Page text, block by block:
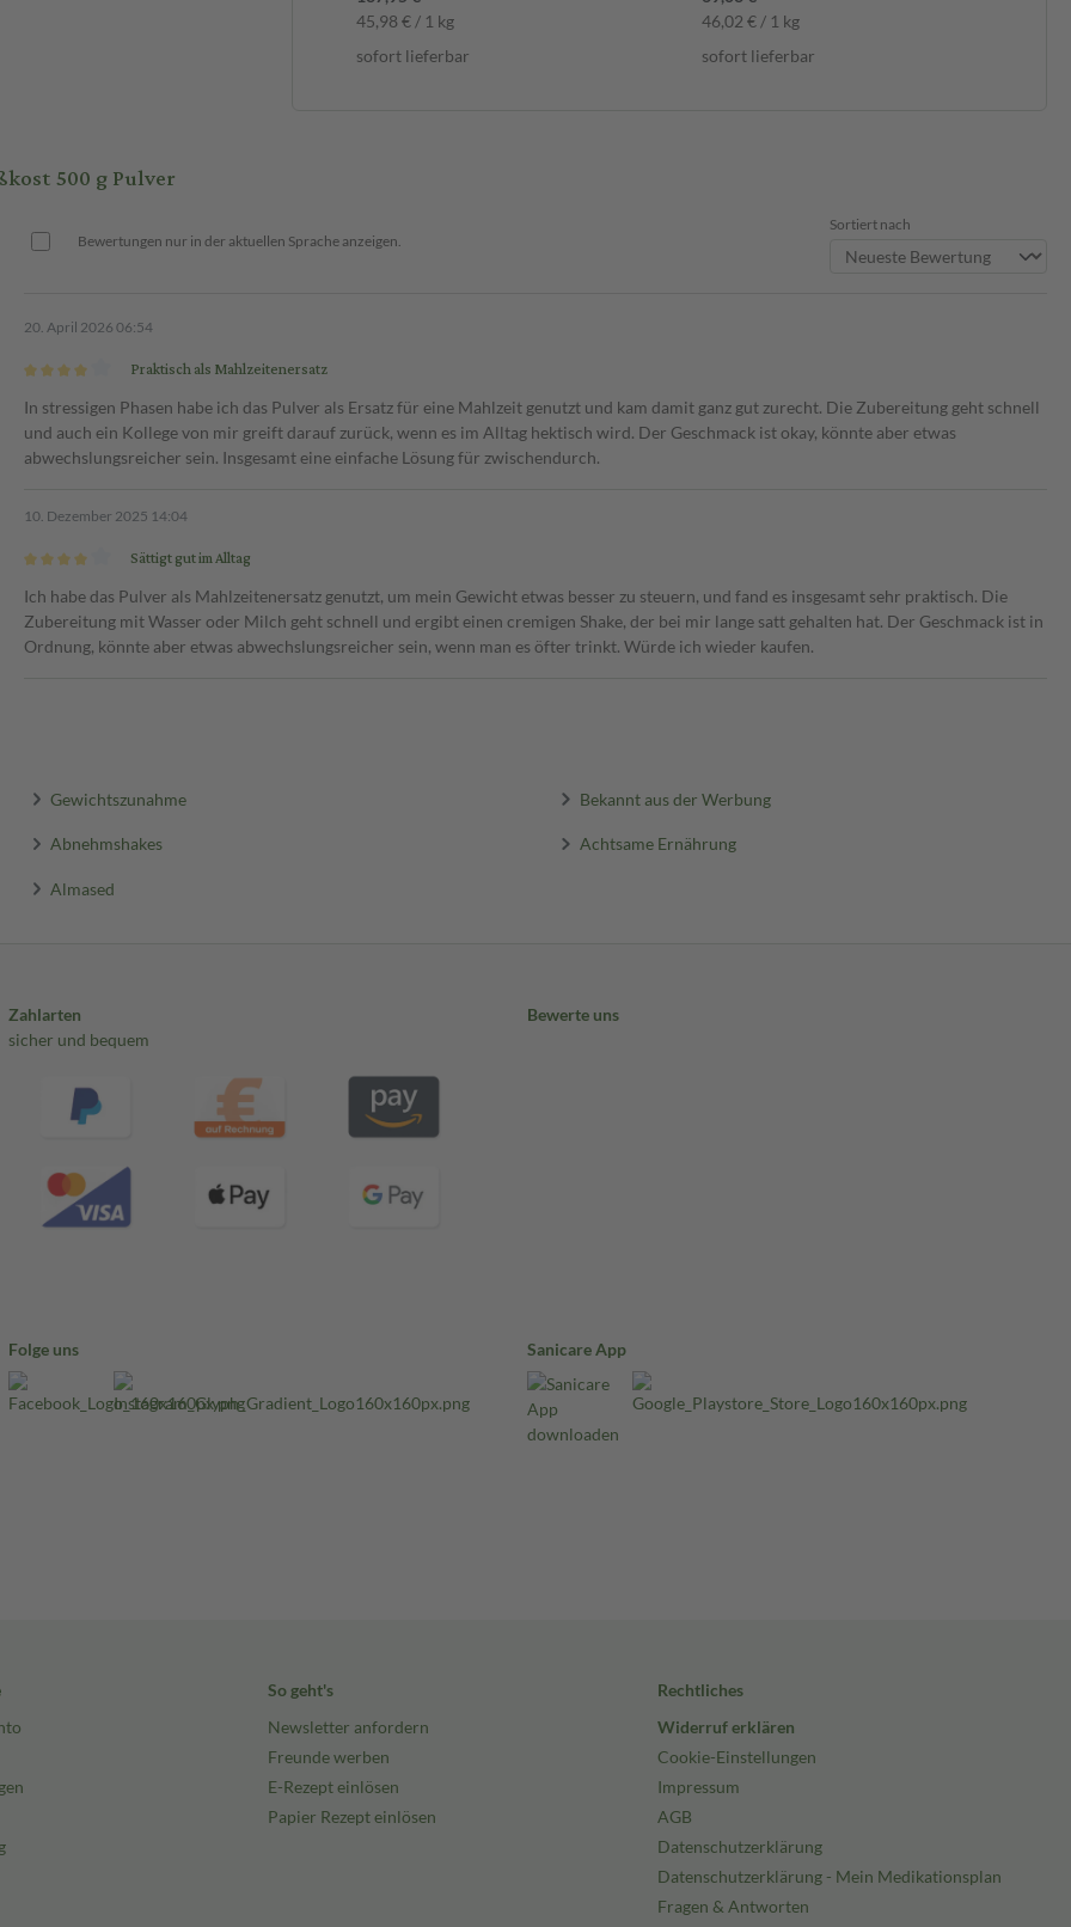
45,98 € / 1 kg
sofort lieferbar
46,02 € / 1 kg
sofort lieferbar
500 g Pulver
Bewertungen nur in der aktuellen Sprache anzeigen.
Sortiert nach
20. April 2026 06:54
Praktisch als Mahlzeitenersatz
In stressigen Phasen habe ich das Pulver als Ersatz für eine Mahlzeit genutzt und kam damit ganz gut zurecht. Die Zubereitung geht schnell
und auch ein Kollege von mir greift darauf zurück, wenn es im Alltag hektisch wird. Der Geschmack ist okay, könnte aber etwas
abwechslungsreicher sein. Insgesamt eine einfache Lösung für zwischendurch.
10. Dezember 2025 14:04
Sättigt gut im Alltag
Ich habe das Pulver als Mahlzeitenersatz genutzt, um mein Gewicht etwas besser zu steuern, und fand es insgesamt sehr praktisch. Die
Zubereitung mit Wasser oder Milch geht schnell und ergibt einen cremigen Shake, der bei mir lange satt gehalten hat. Der Geschmack ist in
Ordnung, könnte aber etwas abwechslungsreicher sein, wenn man es öfter trinkt. Würde ich wieder kaufen.
Gewichtszunahme Bekannt aus der Werbung
Abnehmshakes Achtsame Ernährung
Almased
Zahlarten
sicher und bequem
Bewerte uns
Folge uns Sanicare App
So geht's
Newsletter anfordern
Freunde werben
E-Rezept einlösen
Papier Rezept einlösen
Rechtliches
Widerruf erklären
Cookie-Einstellungen
Impressum
AGB
Datenschutzerklärung
Datenschutzerklärung - Mein Medikationsplan
Fragen & Antworten